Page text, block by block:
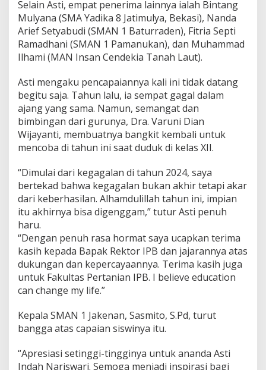
5
Selain Asti, empat penerima lainnya ialah Bintang
Mulyana (SMA Yadika 8 Jatimulya, Bekasi), Nanda
Arief Setyabudi (SMAN 1 Baturraden), Fitria Septi
Ramadhani (SMAN 1 Pamanukan), dan Muhammad
Ilhami (MAN Insan Cendekia Tanah Laut).
Asti mengaku pencapaiannya kali ini tidak datang
begitu saja. Tahun lalu, ia sempat gagal dalam
ajang yang sama. Namun, semangat dan
bimbingan dari gurunya, Dra. Varuni Dian
Wijayanti, membuatnya bangkit kembali untuk
mencoba di tahun ini saat duduk di kelas XII.
“Dimulai dari kegagalan di tahun 2024, saya
bertekad bahwa kegagalan bukan akhir tetapi akar
dari keberhasilan. Alhamdulillah tahun ini, impian
itu akhirnya bisa digenggam,” tutur Asti penuh
haru.
“Dengan penuh rasa hormat saya ucapkan terima
kasih kepada Bapak Rektor IPB dan jajarannya atas
dukungan dan kepercayaannya. Terima kasih juga
untuk Fakultas Pertanian IPB. I believe education
can change my life.”
Kepala SMAN 1 Jakenan, Sasmito, S.Pd, turut
bangga atas capaian siswinya itu.
“Apresiasi setinggi-tingginya untuk ananda Asti
Indah Nariswari. Semoga menjadi inspirasi bagi